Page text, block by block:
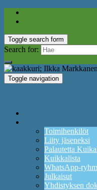
Toggle search form
Search for:
Toggle navigation
Toimihenkilöt
Liity jäseneksi
Palautetta
Kuikkalista
WhatsApp-
Julkaisut
Yhdistyksen